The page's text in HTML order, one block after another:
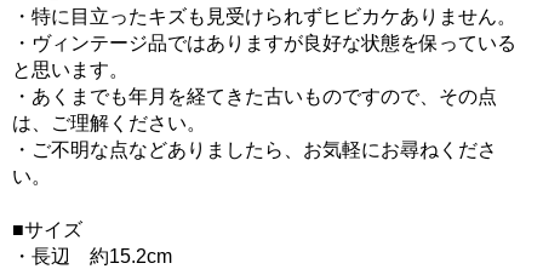
・特に目立ったキズも見受けられずヒビカケありません。
・ヴィンテージ品ではありますが良好な状態を保っている
と思います。
・あくまでも年月を経てきた古いものですので、その点
は、ご理解ください。
・ご不明な点などありましたら、お気軽にお尋ねくださ
い。
■サイズ
・長辺 約15.2cm